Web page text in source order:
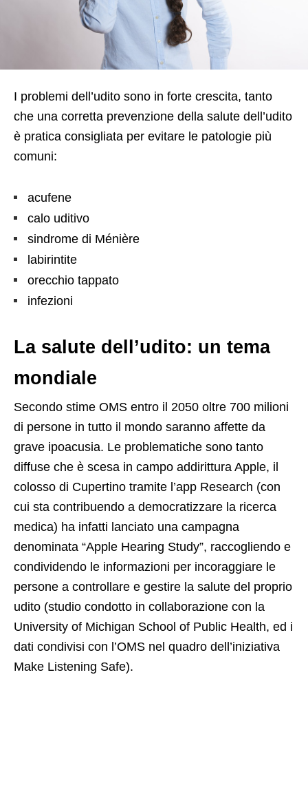
I problemi dell’udito sono in forte crescita, tanto
che una corretta prevenzione della salute dell’udito
è pratica consigliata per evitare le patologie più
comuni:
acufene
calo uditivo
sindrome di Ménière
labirintite
orecchio tappato
infezioni
La salute dell’udito: un tema
mondiale
Secondo stime OMS entro il 2050 oltre 700 milioni
di persone in tutto il mondo saranno affette da
grave ipoacusia. Le problematiche sono tanto
diffuse che è scesa in campo addirittura Apple, il
colosso di Cupertino tramite l’app Research (con
cui sta contribuendo a democratizzare la ricerca
medica) ha infatti lanciato una campagna
denominata “Apple Hearing Study”, raccogliendo e
condividendo le informazioni per incoraggiare le
persone a controllare e gestire la salute del proprio
udito (studio condotto in collaborazione con la
University of Michigan School of Public Health, ed i
dati condivisi con l’OMS nel quadro dell’iniziativa
Make Listening Safe).